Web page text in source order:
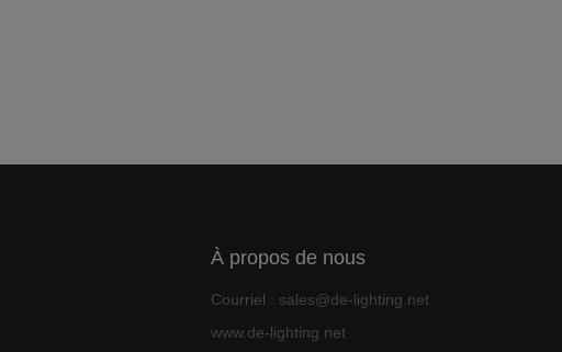
À propos de nous
Courriel : sales@de-lighting.net
www.de-lighting.net